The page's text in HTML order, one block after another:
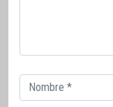
Correo
electrónico